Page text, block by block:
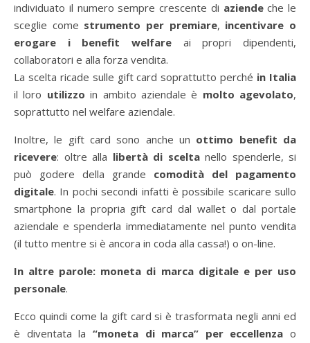
individuato il numero sempre crescente di aziendeche le
sceglie come strumento per premiare, incentivare o
erogare i benefit welfare ai propri dipendenti,
collaboratori e alla forza vendita.
La scelta ricade sulle gift card soprattutto perché in Italia
il loro utilizzo in ambito aziendale è molto agevolato,
soprattutto nel welfare aziendale.
Inoltre, le gift card sono anche un ottimo benefit da
ricevere: oltre alla libertà di sceltanello spenderle, si
può godere della grande comodità del pagamento
digitale. In pochi secondi infatti è possibile scaricare sullo
smartphone la propria gift card dal wallet o dal portale
aziendale e spenderla immediatamente nel punto vendita
(il tutto mentre si è ancora in coda alla cassa!) o on-line.
In altre parole: moneta di marca digitale e per uso
personale.
Ecco quindi come la gift card si è trasformata negli anni ed
è diventata la “moneta di marca” per eccellenza o